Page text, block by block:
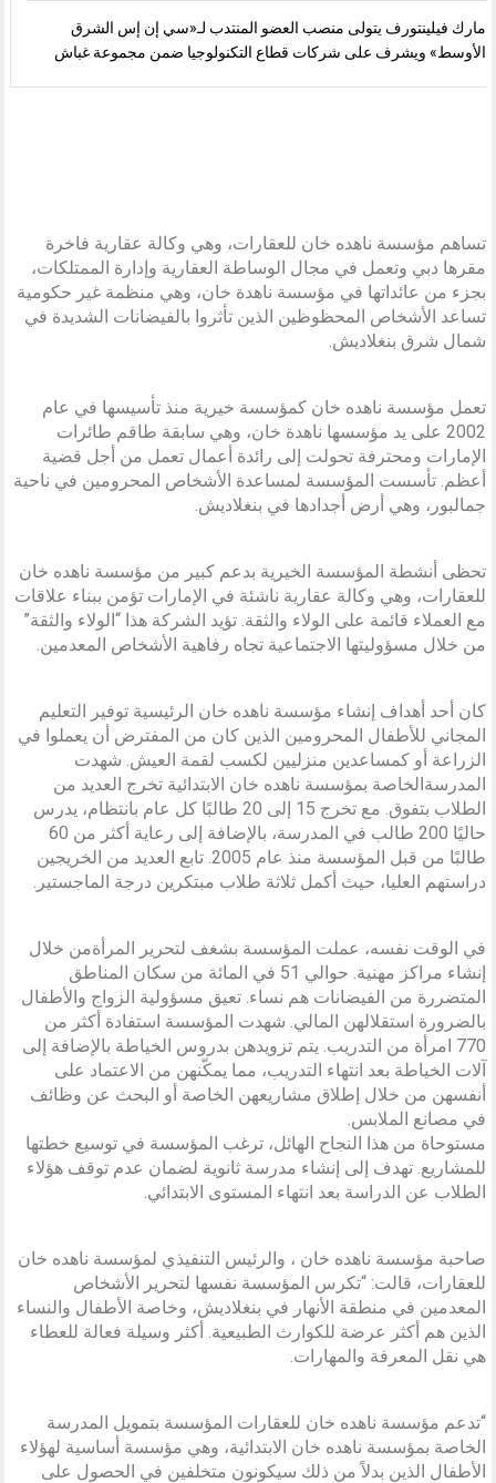
مارك فيلينتورف يتولى منصب العضو المنتدب لـ«سي إن إس الشرق
الأوسط» ويشرف على شركات قطاع التكنولوجيا ضمن مجموعة غباش
تساهم مؤسسة ناهده خان للعقارات، وهي وكالة عقارية فاخرة
مقرها دبي وتعمل في مجال الوساطة العقارية وإدارة الممتلكات،
بجزء من عائداتها في مؤسسة ناهدة خان، وهي منظمة غير حكومية
تساعد الأشخاص المحظوظين الذين تأثروا بالفيضانات الشديدة في
شمال شرق بنغلاديش.
تعمل مؤسسة ناهده خان كمؤسسة خيرية منذ تأسيسها في عام
2002 على يد مؤسسها ناهدة خان، وهي سابقة طاقم طائرات
الإمارات ومحترفة تحولت إلى رائدة أعمال تعمل من أجل قضية
أعظم. تأسست المؤسسة لمساعدة الأشخاص المحرومين في ناحية
جمالبور، وهي أرض أجدادها في بنغلاديش.
تحظى أنشطة المؤسسة الخيرية بدعم كبير من مؤسسة ناهده خان
للعقارات، وهي وكالة عقارية ناشئة في الإمارات تؤمن ببناء علاقات
مع العملاء قائمة على الولاء والثقة. تؤيد الشركة هذا “الولاء والثقة”
من خلال مسؤوليتها الاجتماعية تجاه رفاهية الأشخاص المعدمين.
كان أحد أهداف إنشاء مؤسسة ناهده خان الرئيسية توفير التعليم
المجاني للأطفال المحرومين الذين كان من المفترض أن يعملوا في
الزراعة أو كمساعدين منزليين لكسب لقمة العيش. شهدت
المدرسةالخاصة بمؤسسة ناهده خان الابتدائية تخرج العديد من
الطلاب بتفوق. مع تخرج 15 إلى 20 طالبًا كل عام بانتظام، يدرس
حاليًا 200 طالب في المدرسة، بالإضافة إلى رعاية أكثر من 60
طالبًا من قبل المؤسسة منذ عام 2005. تابع العديد من الخريجين
دراستهم العليا، حيث أكمل ثلاثة طلاب مبتكرين درجة الماجستير.
في الوقت نفسه، عملت المؤسسة بشغف لتحرير المرأةمن خلال
إنشاء مراكز مهنية. حوالي 51 في المائة من سكان المناطق
المتضررة من الفيضانات هم نساء. تعيق مسؤولية الزواج والأطفال
بالضرورة استقلالهن المالي. شهدت المؤسسة استفادة أكثر من
770 امرأة من التدريب. يتم تزويدهن بدروس الخياطة بالإضافة إلى
آلات الخياطة بعد انتهاء التدريب، مما يمكّنهن من الاعتماد على
أنفسهن من خلال إطلاق مشاريعهن الخاصة أو البحث عن وظائف
في مصانع الملابس.
مستوحاة من هذا النجاح الهائل، ترغب المؤسسة في توسيع خطتها
للمشاريع. تهدف إلى إنشاء مدرسة ثانوية لضمان عدم توقف هؤلاء
الطلاب عن الدراسة بعد انتهاء المستوى الابتدائي.
صاحبة مؤسسة ناهده خان ، والرئيس التنفيذي لمؤسسة ناهده خان
للعقارات، قالت: “تكرس المؤسسة نفسها لتحرير الأشخاص
المعدمين في منطقة الأنهار في بنغلاديش، وخاصة الأطفال والنساء
الذين هم أكثر عرضة للكوارث الطبيعية. أكثر وسيلة فعالة للعطاء
هي نقل المعرفة والمهارات.
“تدعم مؤسسة ناهده خان للعقارات المؤسسة بتمويل المدرسة
الخاصة بمؤسسة ناهده خان الابتدائية، وهي مؤسسة أساسية لهؤلاء
الأطفال الذين بدلاً من ذلك سيكونون متخلفين في الحصول على